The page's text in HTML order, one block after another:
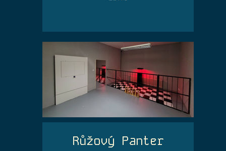
Růžový Panter